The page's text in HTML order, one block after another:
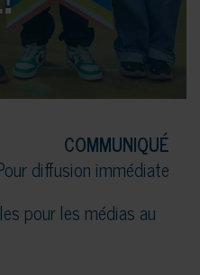
COMMUNIQUÉ
diffusion immédiate
pour les médias au